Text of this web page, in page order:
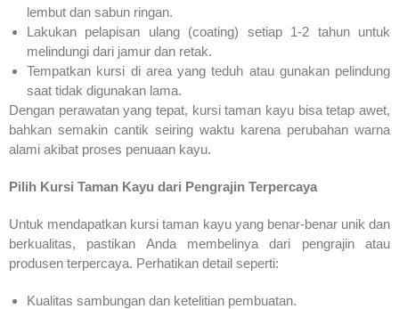
lembut dan sabun ringan.
Lakukan pelapisan ulang (coating) setiap 1-2 tahun untuk
melindungi dari jamur dan retak.
Tempatkan kursi di area yang teduh atau gunakan pelindung
saat tidak digunakan lama.
Dengan perawatan yang tepat, kursi taman kayu bisa tetap awet,
bahkan semakin cantik seiring waktu karena perubahan warna
alami akibat proses penuaan kayu.
Pilih Kursi Taman Kayu dari Pengrajin Terpercaya
Untuk mendapatkan kursi taman kayu yang benar-benar unik dan
berkualitas, pastikan Anda membelinya dari pengrajin atau
produsen terpercaya. Perhatikan detail seperti:
Kualitas sambungan dan ketelitian pembuatan.